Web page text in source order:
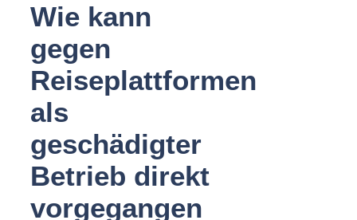
Wie kann
gegen
Reiseplattformen
als
geschädigter
Betrieb direkt
vorgegangen